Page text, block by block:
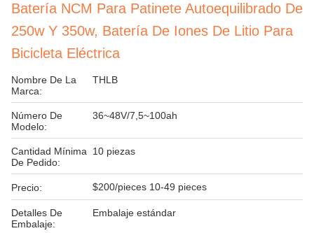
Batería NCM Para Patinete Autoequilibrado De
250w Y 350w, Batería De Iones De Litio Para
Bicicleta Eléctrica
Nombre De La
Marca:
THLB
Número De
Modelo:
36~48V/7,5~100ah
Cantidad Mínima
De Pedido:
10 piezas
Precio: $200/pieces 10-49 pieces
Detalles De
Embalaje:
Embalaje estándar